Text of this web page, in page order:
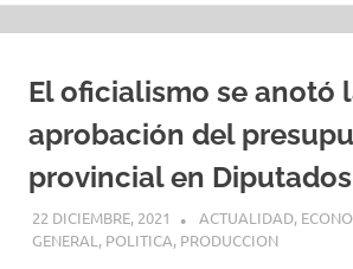
El oficialismo se anotó
aprobación del
provincial en Diputados
22 DICIEMBRE, 2021 ACTUALIDAD,
GENERAL, POLITICA, PRODUCCION